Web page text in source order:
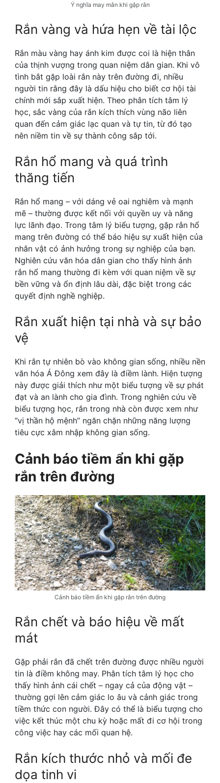
Ý nghĩa may mắn khi gặp rắn
Rắn vàng và hứa hẹn về tài lộc
Rắn màu vàng hay ánh kim được coi là hiện thân
của thịnh vượng trong quan niệm dân gian. Khi vô
tình bắt gặp loài rắn này trên đường đi, nhiều
người tin rằng đây là dấu hiệu cho biết cơ hội tài
chính mới sắp xuất hiện. Theo phân tích tâm lý
học, sắc vàng của rắn kích thích vùng não liên
quan đến cảm giác lạc quan và tự tin, từ đó tạo
nên niềm tin về sự thành công sắp tới.
Rắn hổ mang và quá trình
thăng tiến
Rắn hổ mang – với dáng vẻ oai nghiêm và mạnh
mẽ – thường được kết nối với quyền uy và năng
lực lãnh đạo. Trong tâm lý biểu tượng, gặp rắn hổ
mang trên đường có thể báo hiệu sự xuất hiện của
nhân vật có ảnh hưởng trong sự nghiệp của bạn.
Nghiên cứu văn hóa dân gian cho thấy hình ảnh
rắn hổ mang thường đi kèm với quan niệm về sự
bền vững và ổn định lâu dài, đặc biệt trong các
quyết định nghề nghiệp.
Rắn xuất hiện tại nhà và sự bảo
vệ
Khi rắn tự nhiên bò vào không gian sống, nhiều nền
văn hóa Á Đông xem đây là điềm lành. Hiện tượng
này được giải thích như một biểu tượng về sự phát
đạt và an lành cho gia đình. Trong nghiên cứu về
biểu tượng học, rắn trong nhà còn được xem như
“vị thần hộ mệnh” ngăn chặn những năng lượng
tiêu cực xâm nhập không gian sống.
Cảnh báo tiềm ẩn khi gặp
rắn trên đường
Cảnh báo tiềm ẩn khi gặp rắn trên đường
Rắn chết và báo hiệu về mất
mát
Gặp phải rắn đã chết trên đường được nhiều người
tin là điềm không may. Phân tích tâm lý học cho
thấy hình ảnh cái chết – ngay cả của động vật –
thường gợi lên cảm giác lo âu và cảnh giác trong
tiềm thức con người. Đây có thể là biểu tượng cho
việc kết thúc một chu kỳ hoặc mất đi cơ hội trong
công việc hay các mối quan hệ.
Rắn kích thước nhỏ và mối đe
dọa tinh vi